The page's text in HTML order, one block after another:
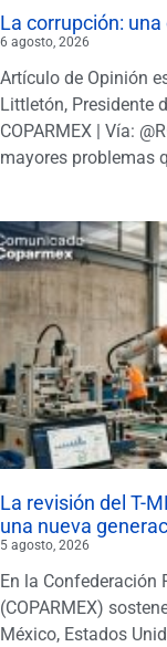
La corrupción:
6 agosto, 2026
Artículo de Opinión
Littletón, Presidente
COPARMEX | Vía:
mayores problemas
La revisión del T-
una nueva
5 agosto, 2026
En la Confederación
(COPARMEX)
México, Estados